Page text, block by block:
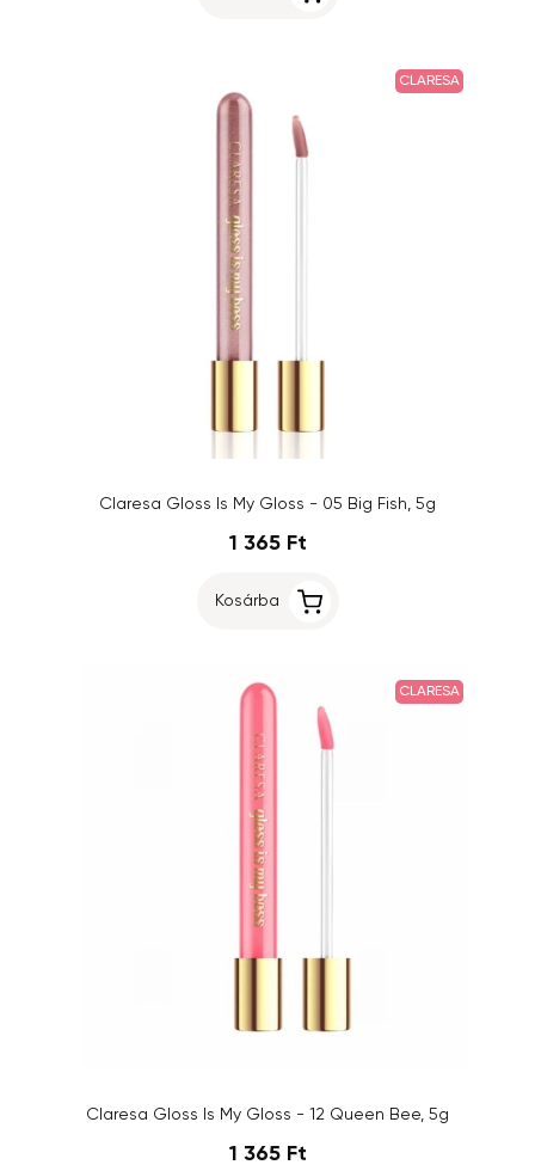
CLARESA
Claresa Gloss Is My Gloss - 05 Big Fish, 5g
1 365 Ft
Kosárba
CLARESA
Claresa Gloss Is My Gloss - 12 Queen Bee, 5g
1 365 Ft